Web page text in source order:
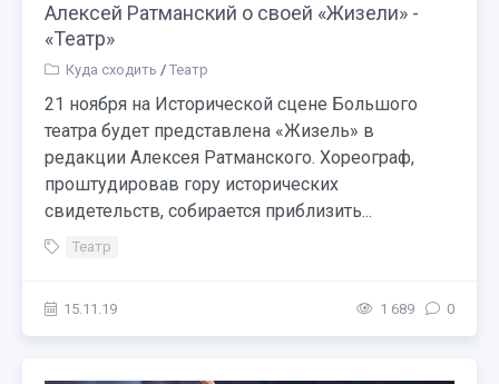
Алексей Ратманский о своей «Жизели» -
«Театр»
Куда сходить / Театр
21 ноября на Исторической сцене Большого
театра будет представлена «Жизель» в
редакции Алексея Ратманского. Хореограф,
проштудировав гору исторических
свидетельств, собирается приблизить...
Театр
15.11.19 1 689 0